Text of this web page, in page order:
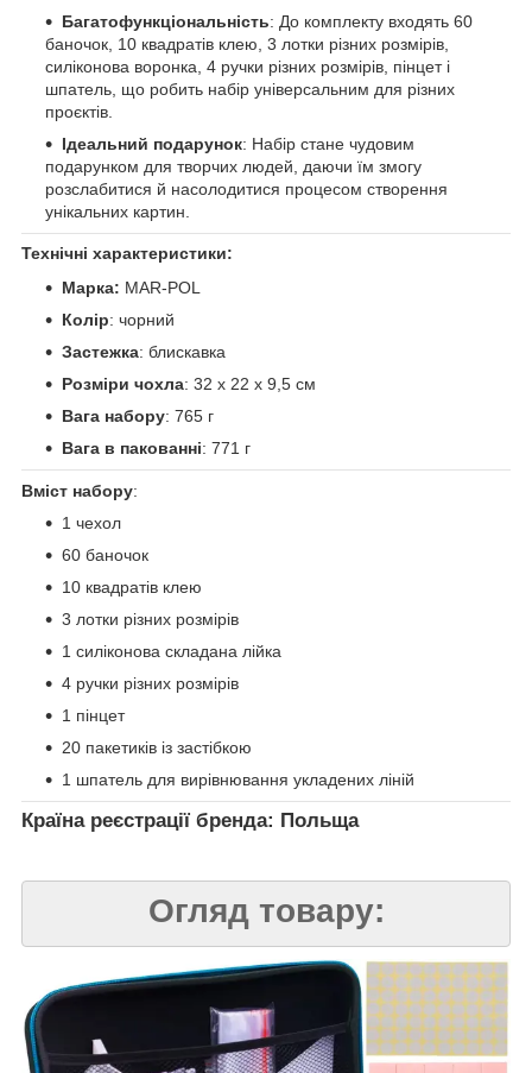
Багатофункціональність: До комплекту входять 60
баночок, 10 квадратів клею, 3 лотки різних розмірів,
силіконова воронка, 4 ручки різних розмірів, пінцет і
шпатель, що робить набір універсальним для різних
проєктів.
Ідеальний подарунок: Набір стане чудовим
подарунком для творчих людей, даючи їм змогу
розслабитися й насолодитися процесом створення
унікальних картин.
Технічні характеристики:
Марка: MAR-POL
Колір: чорний
Застежка: блискавка
Розміри чохла: 32 x 22 x 9,5 см
Вага набору: 765 г
Вага в пакованні: 771 г
Вміст набору:
1 чехол
60 баночок
10 квадратів клею
3 лотки різних розмірів
1 силіконова складана лійка
4 ручки різних розмірів
1 пінцет
20 пакетиків із застібкою
1 шпатель для вирівнювання укладених ліній
Країна реєстрації бренда: Польща
Огляд товару: